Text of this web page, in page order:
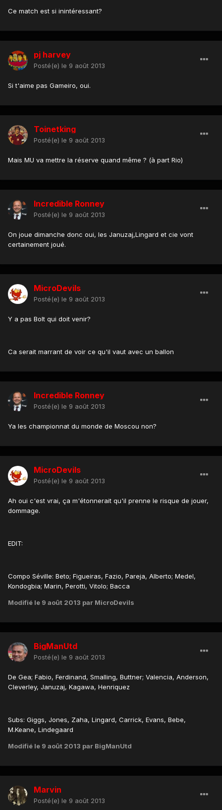
Ce match est si inintéressant?
pj harvey
Posté(e) le 9 août 2013
Si t'aime pas Gameiro, oui.
Toinetking
Posté(e) le 9 août 2013
Mais MU va mettre la réserve quand même ? (à part Rio)
Incredible Ronney
Posté(e) le 9 août 2013
On joue dimanche donc oui, les Januzaj,Lingard et cie vont
certainement joué.
MicroDevils
Posté(e) le 9 août 2013
Y a pas Bolt qui doit venir?
Ca serait marrant de voir ce qu'il vaut avec un ballon
Incredible Ronney
Posté(e) le 9 août 2013
Ya les championnat du monde de Moscou non?
MicroDevils
Posté(e) le 9 août 2013
Ah oui c'est vrai, ça m'étonnerait qu'il prenne le risque de jouer,
dommage.
EDIT:
Compo Séville: Beto; Figueiras, Fazio, Pareja, Alberto; Medel,
Kondogbia; Marin, Perotti, Vitolo; Bacca
Modifié le 9 août 2013 par MicroDevils
BigManUtd
Posté(e) le 9 août 2013
De Gea; Fabio, Ferdinand, Smalling, Buttner; Valencia, Anderson,
Cleverley, Januzaj, Kagawa, Henriquez
Subs: Giggs, Jones, Zaha, Lingard, Carrick, Evans, Bebe,
M.Keane, Lindegaard
Modifié le 9 août 2013 par BigManUtd
Marvin
Posté(e) le 9 août 2013